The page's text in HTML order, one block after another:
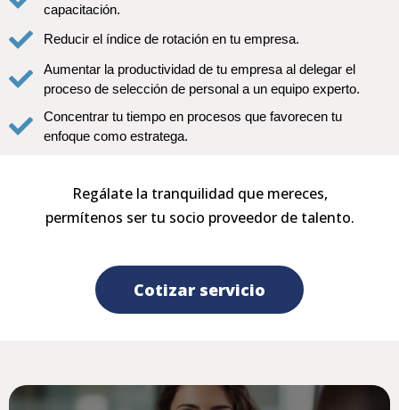
capacitación.
Reducir el índice de rotación en tu empresa.
Aumentar la productividad de tu empresa al delegar el
proceso de selección de personal a un equipo experto.
Concentrar tu tiempo en procesos que favorecen tu
enfoque como estratega.
Regálate la tranquilidad que mereces,
permítenos ser tu socio proveedor de talento.
Cotizar servicio